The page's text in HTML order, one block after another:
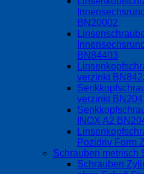
BN20002
BN84403
verzinkt
verzinkt
INOX A2
Pozidriv Form
Schrauben metrisch
Schrauben